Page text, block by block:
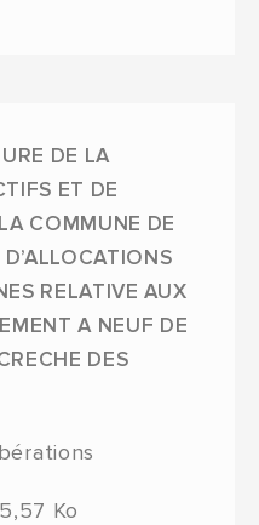
DE LA
ET DE
COMMUNE DE
RELATIVE AUX
A NEUF DE
DES
Ko